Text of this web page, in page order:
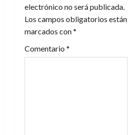
ó
n
d
electrónico no será publicada.
Los campos obligatorios están
marcados con*
Comentario *